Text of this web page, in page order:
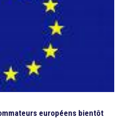
de l'innovation
européens bientôt